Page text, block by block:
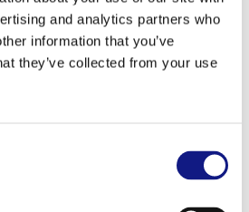
and analytics partners who
information that you’ve
they’ve collected from your use
des entreprises, des
de formation pour
des compétences et